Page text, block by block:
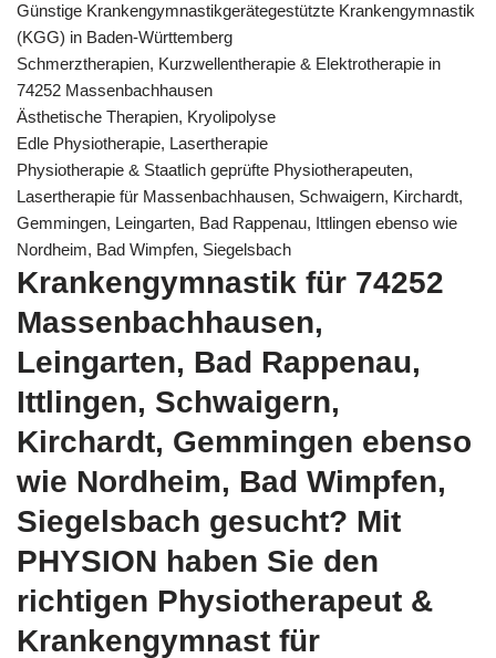
Günstige Krankengymnastikgerätegestützte Krankengymnastik
(KGG) in Baden-Württemberg
Schmerztherapien, Kurzwellentherapie & Elektrotherapie in
74252 Massenbachhausen
Ästhetische Therapien, Kryolipolyse
Edle Physiotherapie, Lasertherapie
Physiotherapie & Staatlich geprüfte Physiotherapeuten,
Lasertherapie für Massenbachhausen, Schwaigern, Kirchardt,
Gemmingen, Leingarten, Bad Rappenau, Ittlingen ebenso wie
Nordheim, Bad Wimpfen, Siegelsbach
Krankengymnastik für 74252
Massenbachhausen,
Leingarten, Bad Rappenau,
Ittlingen, Schwaigern,
Kirchardt, Gemmingen ebenso
wie Nordheim, Bad Wimpfen,
Siegelsbach gesucht? Mit
PHYSION haben Sie den
richtigen Physiotherapeut &
Krankengymnast für